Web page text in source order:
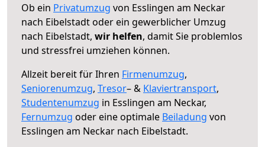
Ob ein Privatumzug von Esslingen am Neckar
nach Eibelstadt oder ein gewerblicher Umzug
nach Eibelstadt, wir helfen, damit Sie problemlos
und stressfrei umziehen können.
Allzeit bereit für Ihren Firmenumzug,
Seniorenumzug, Tresor– & Klaviertransport,
Studentenumzug in Esslingen am Neckar,
Fernumzug oder eine optimale Beiladung von
Esslingen am Neckar nach Eibelstadt.